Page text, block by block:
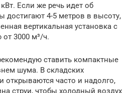
Если же речь идет об
достигают 4-5 метров в высоту,
вертикальная установка с
от 3000 м³/ч.
ставить компактные
шума. В складских
открываются часто и надолго,
струи, чтобы холодный воздух